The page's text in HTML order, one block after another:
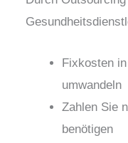
Fixkosten
umwandeln
Zahlen Sie
benötigen